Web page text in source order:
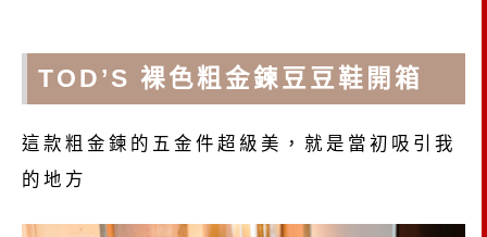
TOD’S 裸色粗金鍊豆豆鞋開箱
這款粗金鍊的五金件超級美，就是當初吸引我
的地方